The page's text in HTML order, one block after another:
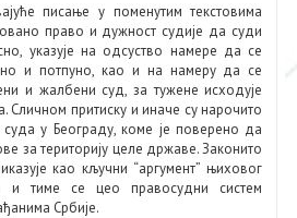
писање у поменутим текстовима
право и дужност судије да суди
указује на одсуство намере да се
и потпуно, као и на намеру да се
и жалбени суд, за тужене исходује
Сличном притиску и иначе су нарочито
у Београду, коме је поверено да
за територију целе државе. Законито
као кључни “аргумент” њиховог
и тиме се цео правосудни систем
Србије.